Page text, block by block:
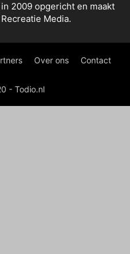
2009 opgericht en maakt
Media.
Over ons Contact
- Todio.nl